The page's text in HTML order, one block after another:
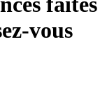
vous